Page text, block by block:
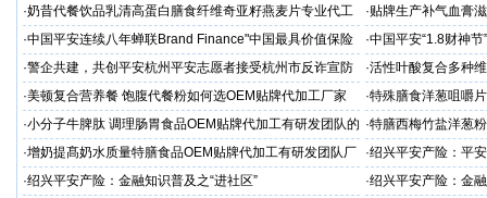
力保驾护航
·奶昔代餐饮品乳清高蛋白膳食纤维奇亚籽燕麦片专业代工
厂家
·贴牌生产补气血膏
·中国平安连续八年蝉联Brand Finance"中国最具价值保险
品牌"
·中国平安“1.8财神
户体验
·警企共建，共创平安杭州平安志愿者接受杭州市反诈宣防
人才专项培训
·活性叶酸复合多种
厂家
·美顿复合营养餐 饱腹代餐粉如何选OEM贴牌代加工厂家 ·特殊膳食洋葱咀嚼
务商
·小分子牛脾肽 调理肠胃食品OEM贴牌代加工有研发团队的
厂家
·特膳西梅竹盐洋葱
厂家
·增奶提髙奶水质量特膳食品OEM贴牌代加工有研发团队厂
家
·绍兴平安产险：平
·绍兴平安产险：金融知识普及之“进社区” ·绍兴平安产险：金